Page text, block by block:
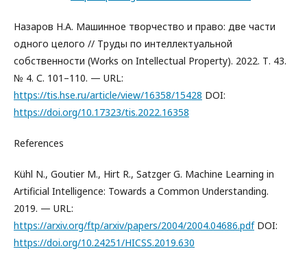
Назаров Н.А. Машинное творчество и право: две части
одного целого // Труды по интеллектуальной
собственности (Works on Intellectual Property). 2022. Т. 43.
№ 4. С. 101–110. — URL:
https://tis.hse.ru/article/view/16358/15428 DOI:
https://doi.org/10.17323/tis.2022.16358
References
Kühl N., Goutier M., Hirt R., Satzger G. Machine Learning in
Artificial Intelligence: Towards a Common Understanding.
2019. — URL:
https://arxiv.org/ftp/arxiv/papers/2004/2004.04686.pdfDOI:
https://doi.org/10.24251/HICSS.2019.630